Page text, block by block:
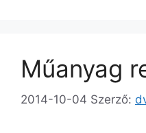
Műanyag
2014-10-04 Szerző: